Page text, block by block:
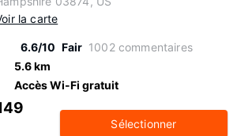
la carte
6.6/10 Fair 1002 commentaires
5.6 km
Accès Wi-Fi gratuit
Sélectionner